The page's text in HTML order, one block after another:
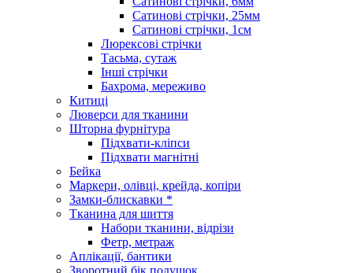
Сатинові стрічки, 25мм
Сатинові стрічки, 1см
Люрексові стрічки
Тасьма, сутаж
Інші стрічки
Бахрома, мереживо
Китиці
Люверси для тканини
Шторна фурнітура
Підхвати-кліпси
Підхвати магнітні
Бейка
Маркери, олівці, крейда, копіри
Замки-блискавки *
Тканина для шиття
Набори тканини, відрізи
Фетр, метраж
Аплікації, бантики
Зворотний бік подушок